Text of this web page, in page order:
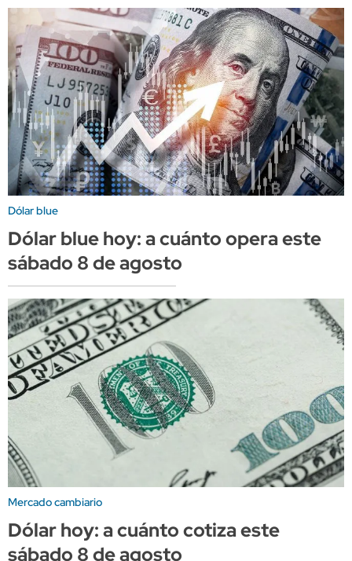
Dólar blue
Dólar blue hoy: a cuánto opera este
sábado 8 de agosto
Mercado cambiario
Dólar hoy: a cuánto cotiza este
sábado 8 de agosto